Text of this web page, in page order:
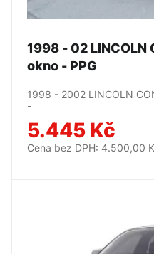
1998 - 02 LINCOLN
1998 - 2002 LINCOLN
-
5.445 Kč
Cena bez DPH: 4.500,00